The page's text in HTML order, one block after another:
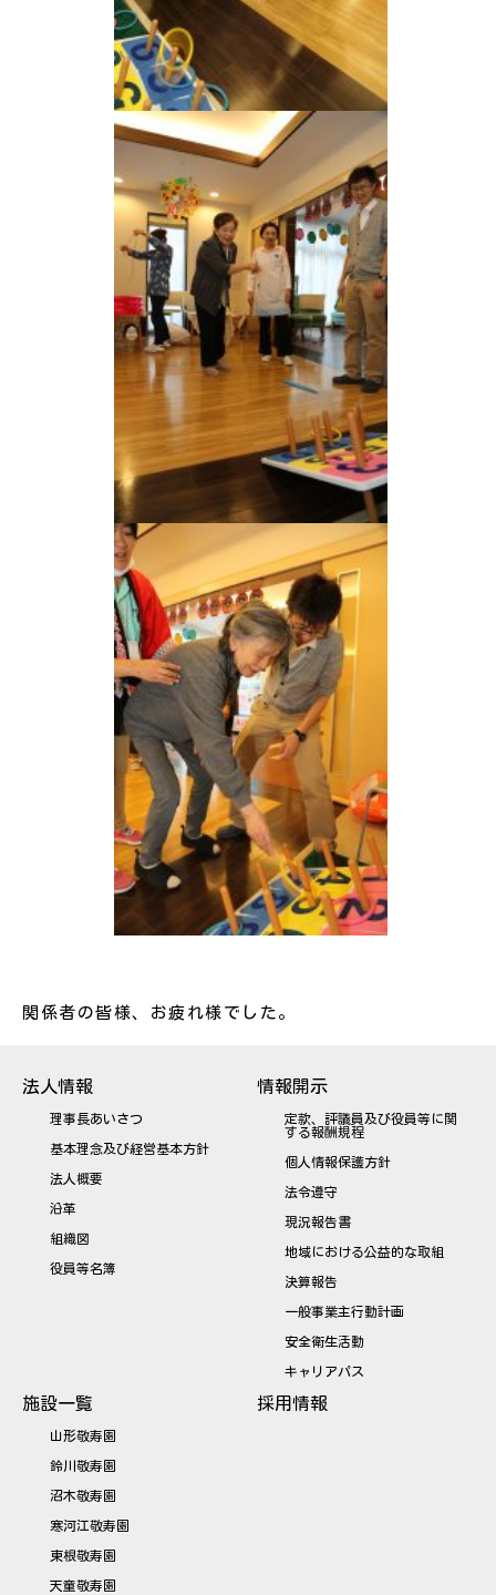
関係者の皆様、お疲れ様でした。
法人情報
理事長あいさつ
基本理念及び経営基本方針
法人概要
沿革
組織図
役員等名簿
情報開示
定款、評議員及び役員等に関
する報酬規程
個人情報保護方針
法令遵守
現況報告書
地域における公益的な取組
決算報告
一般事業主行動計画
安全衛生活動
キャリアパス
施設一覧
山形敬寿園
鈴川敬寿園
沼木敬寿園
寒河江敬寿園
東根敬寿園
天童敬寿園
採用情報